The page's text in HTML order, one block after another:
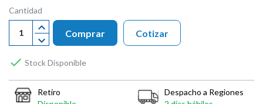
Cantidad
Comprar
 Stock Disponible
Cotizar
Retiro
Despacho a Regiones